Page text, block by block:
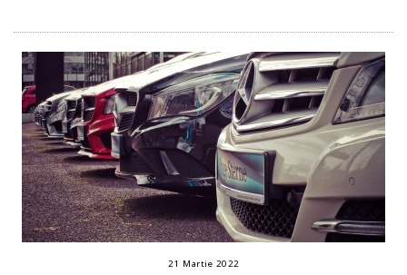
21 Martie 2022